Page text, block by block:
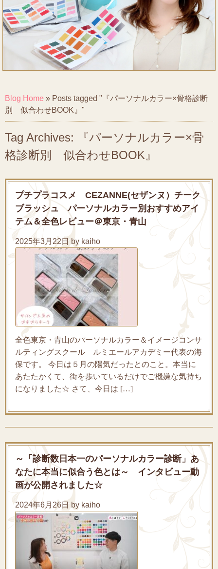
Blog Home » Posts tagged "『パーソナルカラー×骨格診断
別 似合わせBOOK』"
Tag Archives: 『パーソナルカラー×骨
格診断別 似合わせBOOK』
プチプラコスメ CEZANNE(セザンヌ）チーク
ブラッシュ パーソナルカラー別おすすめアイ
テム＆全色レビュー＠東京・青山
2025年3月22日 by kaiho
全色東京・青山のパーソナルカラー＆イメージコンサ
ルティングスクール ルミエールアカデミー代表の海
保です。 今日は５月の陽気だったとのこと。本当に
あたたかくて、街を歩いているだけでご機嫌な気持ち
になりました☆ さて、今日は […]
～「診断数日本一のパーソナルカラー診断」あ
なたに本当に似合う色とは～ インタビュー動
画が公開されました☆
2024年6月26日 by kaiho